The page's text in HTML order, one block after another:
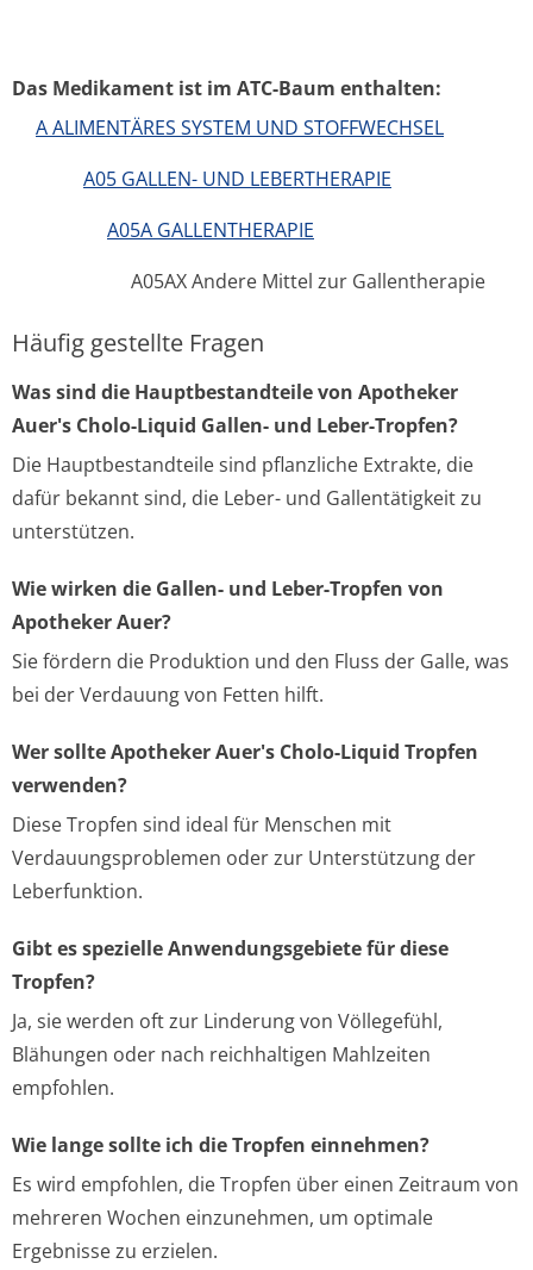
Das Medikament ist im ATC-Baum enthalten:
A ALIMENTÄRES SYSTEM UND STOFFWECHSEL
A05 GALLEN- UND LEBERTHERAPIE
A05A GALLENTHERAPIE
A05AX Andere Mittel zur Gallentherapie
Häufig gestellte Fragen
Was sind die Hauptbestandteile von Apotheker
Auer's Cholo-Liquid Gallen- und Leber-Tropfen?
Die Hauptbestandteile sind pflanzliche Extrakte, die
dafür bekannt sind, die Leber- und Gallentätigkeit zu
unterstützen.
Wie wirken die Gallen- und Leber-Tropfen von
Apotheker Auer?
Sie fördern die Produktion und den Fluss der Galle, was
bei der Verdauung von Fetten hilft.
Wer sollte Apotheker Auer's Cholo-Liquid Tropfen
verwenden?
Diese Tropfen sind ideal für Menschen mit
Verdauungsproblemen oder zur Unterstützung der
Leberfunktion.
Gibt es spezielle Anwendungsgebiete für diese
Tropfen?
Ja, sie werden oft zur Linderung von Völlegefühl,
Blähungen oder nach reichhaltigen Mahlzeiten
empfohlen.
Wie lange sollte ich die Tropfen einnehmen?
Es wird empfohlen, die Tropfen über einen Zeitraum von
mehreren Wochen einzunehmen, um optimale
Ergebnisse zu erzielen.